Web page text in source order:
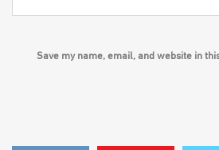
Save my name, email, and website in